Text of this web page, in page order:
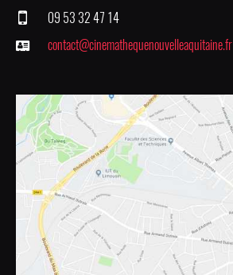
09 53 32 47 14
contact@cinemathequenouvelleaquitaine.fr